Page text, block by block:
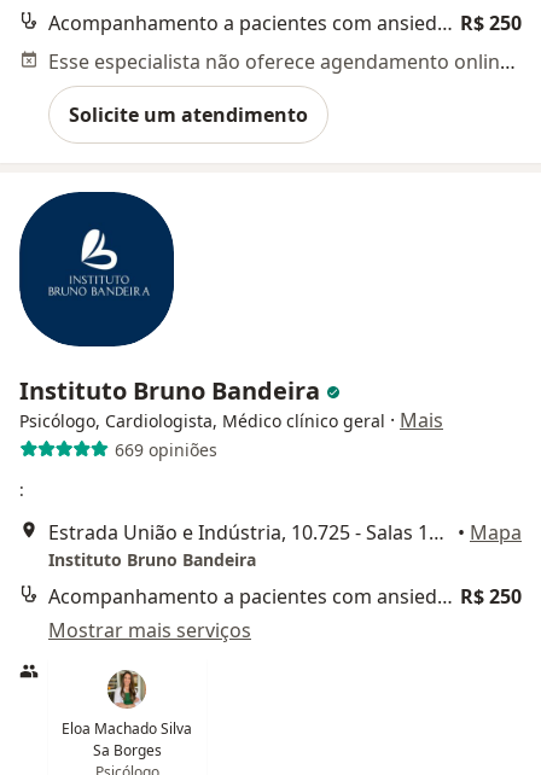
Acompanhamento a pacientes com ansiedade R$ 250
Esse especialista não oferece agendamento online para esse endereço.
Solicite um atendimento
Instituto Bruno Bandeira
Psicólogo, Cardiologista, Médico clínico geral · Mais
669 opiniões
:
Estrada União e Indústria, 10.725 - Salas 104 e 143, Petrópolis • Mapa
Instituto Bruno Bandeira
Acompanhamento a pacientes com ansiedade R$ 250
Mostrar mais serviços
Eloa Machado Silva
Sa Borges